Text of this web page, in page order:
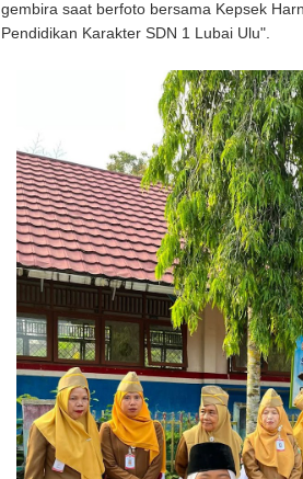
gembira saat berfoto bersama Kepsek
Pendidikan Karakter SDN 1 Lubai Ulu".